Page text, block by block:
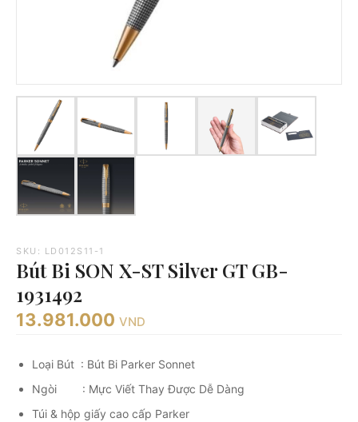
SKU: LD012S11-1
Bút Bi SON X-ST Silver GT GB-
1931492
13.981.000 VND
Loại Bút : Bút Bi Parker Sonnet
Ngòi : Mực Viết Thay Được Dễ Dàng
Túi & hộp giấy cao cấp Parker